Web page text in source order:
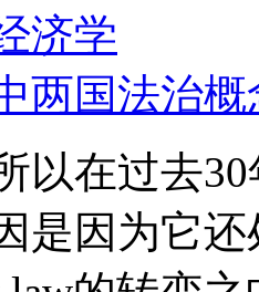
济学
国法治概
以在过去
是因为它